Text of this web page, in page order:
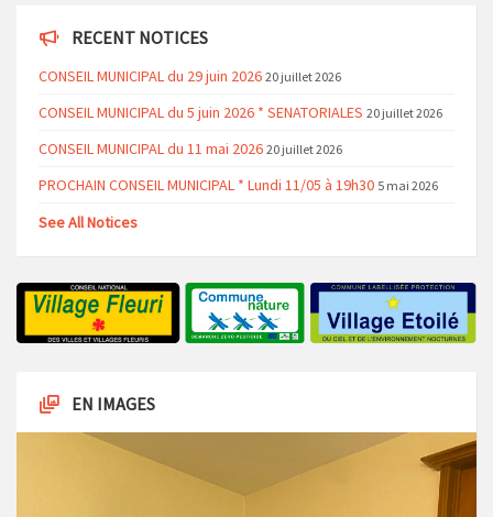
RECENT NOTICES
CONSEIL MUNICIPAL du 29 juin 2026 20 juillet 2026
CONSEIL MUNICIPAL du 5 juin 2026 * SENATORIALES 20 juillet 2026
CONSEIL MUNICIPAL du 11 mai 2026 20 juillet 2026
PROCHAIN CONSEIL MUNICIPAL * Lundi 11/05 à 19h30 5 mai 2026
See All Notices
EN IMAGES